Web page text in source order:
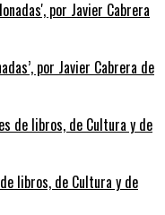
por Javier Cabrera de
libros, de Cultura y de